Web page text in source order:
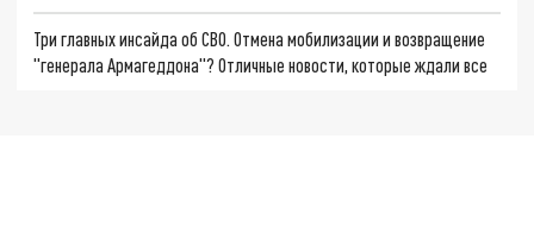
Три главных инсайда об СВО. Отмена мобилизации и возвращение
"генерала Армагеддона"? Отличные новости, которые ждали все